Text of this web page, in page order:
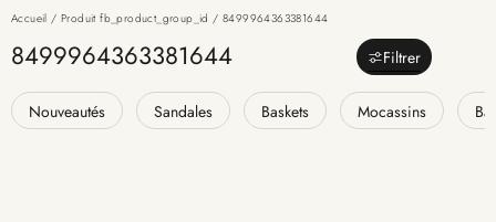
Accueil / Produit fb_product_group_id / 8499964363381644
8499964363381644 Filtrer
Nouveautés Sandales Baskets Mocassins